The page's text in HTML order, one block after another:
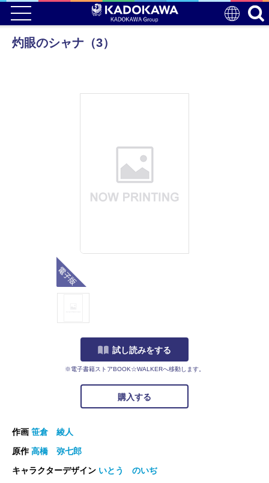
灼眼のシャナ（3）
試し読みをする
※電子書籍ストアBOOK☆WALKERへ移動します。
購入する
作画 笹倉 綾人
原作高橋 弥七郎
キャラクターデザイン いとう のいぢ